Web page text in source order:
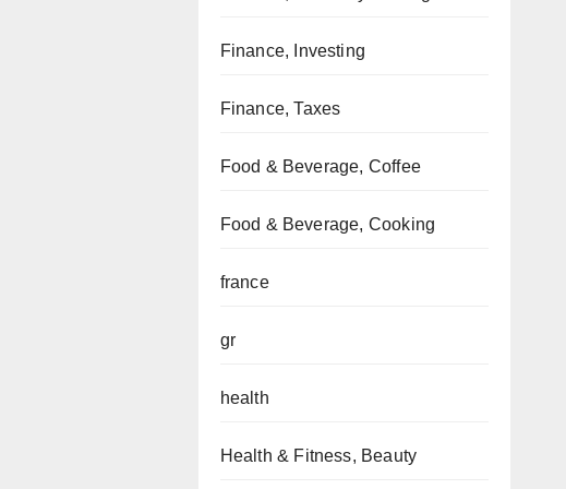
Finance, Investing
Finance, Taxes
Food & Beverage, Coffee
Food & Beverage, Cooking
france
gr
health
Health & Fitness, Beauty